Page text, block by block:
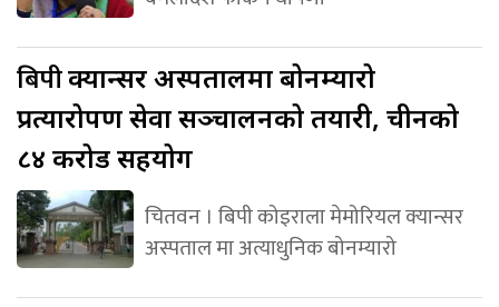
बिपीक्यान्सर अस्पतालमा बोनम्यारो
प्रत्यारोपण सेवा सञ्चालनको तयारी, चीनको
८४ करोड सहयोग
चितवन । बिपी कोइराला मेमोरियल क्यान्सर
अस्पताल मा अत्याधुनिक बोनम्यारो